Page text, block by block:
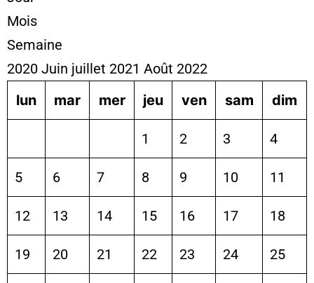
Mois
Semaine
2020 Juin juillet 2021 Août 2022
lun
mar mer jeu ven sam dim
1 2 3 4
5 6 7 8 9 10 11
12 13 14 15 16 17 18
19 20 21 22 23 24 25